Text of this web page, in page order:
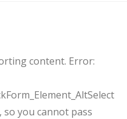
content. Error:
you cannot pass